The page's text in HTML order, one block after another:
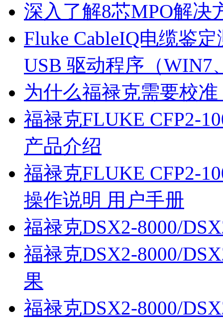
深入了解8芯MPO解决
Fluke CableIQ电缆鉴
USB 驱动程序（WIN7
为什么福禄克需要校准
福禄克FLUKE CFP2-
产品介绍
福禄克FLUKE CFP2-
操作说明 用户手册
福禄克DSX2-8000/
福禄克DSX2-8000/
果
福禄克DSX2-8000/